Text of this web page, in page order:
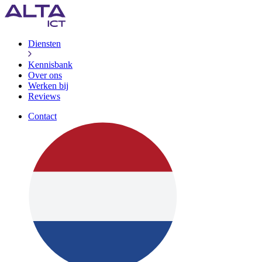
Diensten
Kennisbank
Over ons
Werken bij
Reviews
Contact